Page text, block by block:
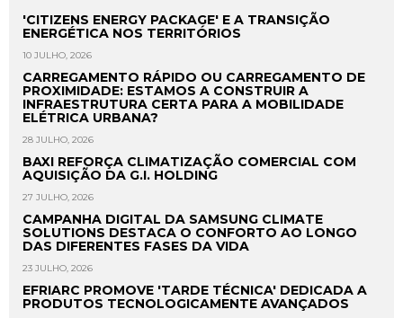
'CITIZENS ENERGY PACKAGE' E A TRANSIÇÃO
ENERGÉTICA NOS TERRITÓRIOS
10 JULHO, 2026
CARREGAMENTO RÁPIDO OU CARREGAMENTO DE
PROXIMIDADE: ESTAMOS A CONSTRUIR A
INFRAESTRUTURA CERTA PARA A MOBILIDADE
ELÉTRICA URBANA?
28 JULHO, 2026
BAXI REFORÇA CLIMATIZAÇÃO COMERCIAL COM
AQUISIÇÃO DA G.I. HOLDING
27 JULHO, 2026
CAMPANHA DIGITAL DA SAMSUNG CLIMATE
SOLUTIONS DESTACA O CONFORTO AO LONGO
DAS DIFERENTES FASES DA VIDA
23 JULHO, 2026
EFRIARC PROMOVE 'TARDE TÉCNICA' DEDICADA A
PRODUTOS TECNOLOGICAMENTE AVANÇADOS